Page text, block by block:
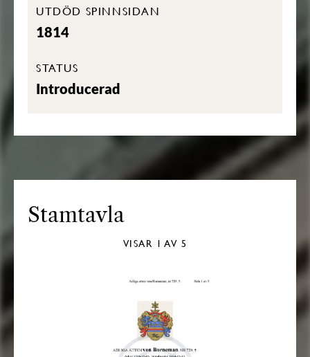
UTDÖD SPINNSIDAN
1814
STATUS
Introducerad
Stamtavla
VISAR 1 AV 5